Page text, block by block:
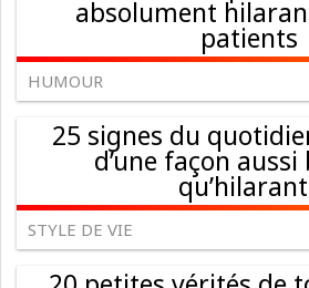
absolument
patients
HUMOUR
25 signes du
d’une façon
STYLE DE VIE